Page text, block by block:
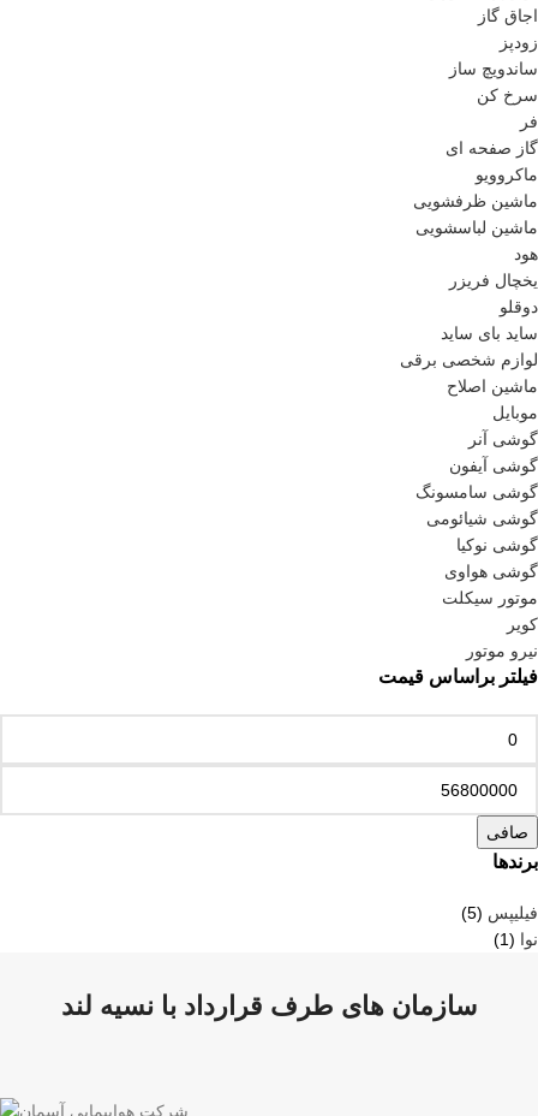
اجاق گاز
زودپز
ساندویچ ساز
سرخ کن
فر
گاز صفحه ای
ماکروویو
ماشین ظرفشویی
ماشین لباسشویی
هود
یخچال فریزر
دوقلو
ساید بای ساید
لوازم شخصی برقی
ماشین اصلاح
موبایل
گوشی آنر
گوشی آیفون
گوشی سامسونگ
گوشی شیائومی
گوشی نوکیا
گوشی هواوی
موتور سیکلت
کویر
نیرو موتور
فیلتر براساس قیمت
صافی
برندها
فیلیپس (5)
نوا (1)
سازمان های طرف قرارداد با نسیه لند